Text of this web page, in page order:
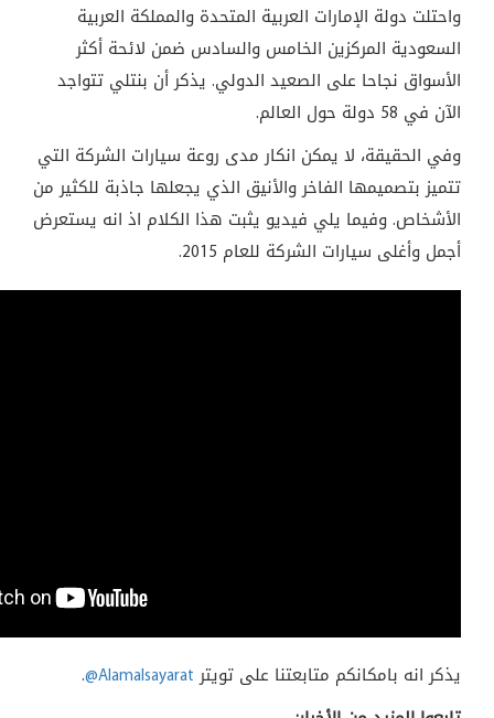
واحتلت دولة الإمارات العربية المتحدة والمملكة العربية
السعودية المركزين الخامس والسادس ضمن لائحة أكثر
الأسواق نجاحا على الصعيد الدولي. يذكر أن بنتلي تتواجد
الآن في 58 دولة حول العالم.
وفي الحقيقة، لا يمكن انكار مدى روعة سيارات الشركة التي
تتميز بتصميمها الفاخر والأنيق الذي يجعلها جاذبة للكثير من
الأشخاص. وفيما يلي فيديو يثبت هذا الكلام اذ انه يستعرض
أجمل وأغلى سيارات الشركة للعام 2015.
يذكر انه بامكانكم متابعتنا على تويتر@Alamalsayarat
.